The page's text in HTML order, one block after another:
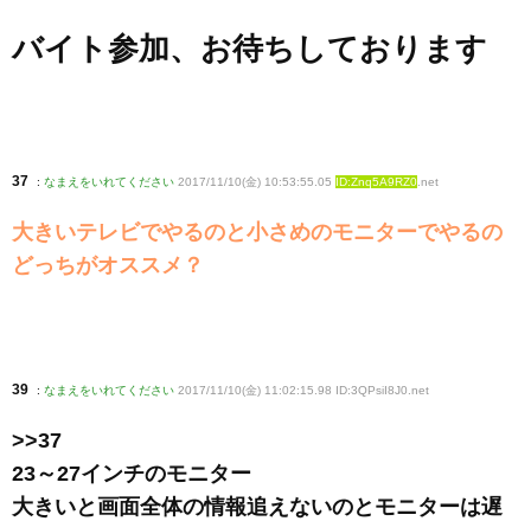
バイト参加、お待ちしております
37 : なまえをいれてください 2017/11/10(金) 10:53:55.05 ID:Znq5A9RZ0 .net
大きいテレビでやるのと小さめのモニターでやるの
どっちがオススメ？
39 : なまえをいれてください 2017/11/10(金) 11:02:15.98 ID:3QPsiI8J0 .net
>>37
23～27インチのモニター
大きいと画面全体の情報追えないのとモニターは遅